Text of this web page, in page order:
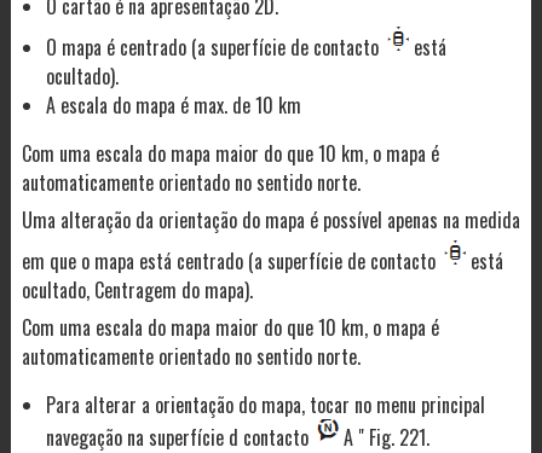
O cartão é na apresentação 2D.
O mapa é centrado (a superfície de contacto
está
ocultado).
A escala do mapa é max. de 10 km
Com uma escala do mapa maior do que 10 km, o mapa é
automaticamente orientado no sentido norte.
Uma alteração da orientação do mapa é possível apenas na medida
em que o mapa está centrado (a superfície de contacto
está
ocultado, Centragem do mapa).
Com uma escala do mapa maior do que 10 km, o mapa é
automaticamente orientado no sentido norte.
Para alterar a orientação do mapa, tocar no menu principal
navegação na superfície d contacto
A " Fig. 221.